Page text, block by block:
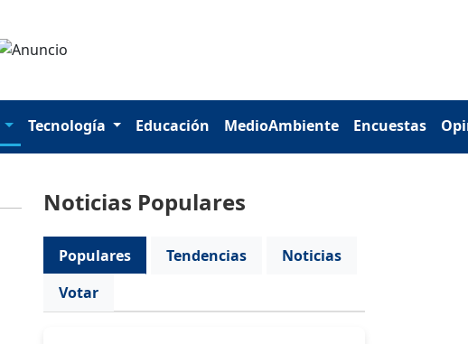
Tecnología Educación MedioAmbiente Encuestas
Noticias Populares
Populares Tendencias
Noticias
Votar